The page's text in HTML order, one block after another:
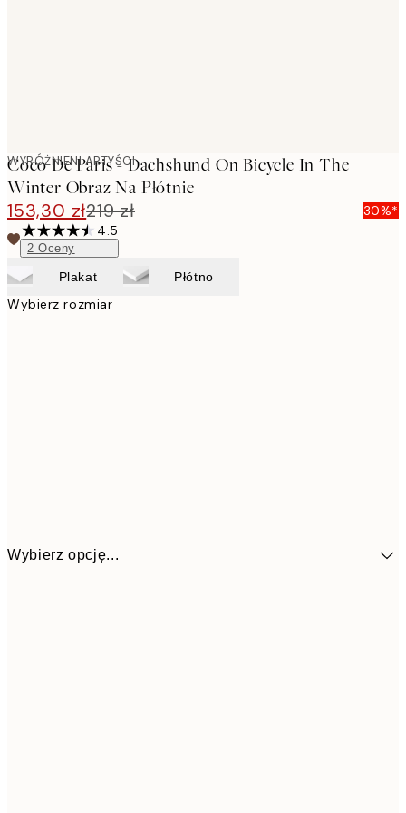
WYRÓŻNIENI ARTYŚCI
Coco De Paris - Dachshund On Bicycle In The
Winter Obraz Na Płótnie
153,30 zł219 zł
30%*
4.5
2 Oceny
Plakat Płótno
Wybierz rozmiar
Wybierz opcję...